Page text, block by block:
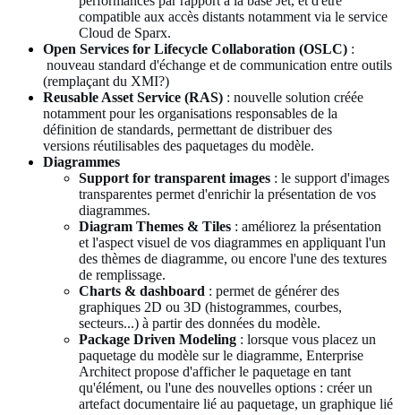
compatible aux accès distants notamment via le service
Cloud de Sparx.
Open Services for Lifecycle Collaboration (OSLC) :
nouveau standard d'échange et de communication entre outils
(remplaçant du XMI?)
Reusable Asset Service (RAS) : nouvelle solution créée
notamment pour les organisations responsables de la
définition de standards, permettant de distribuer des
versions réutilisables des paquetages du modèle.
Diagrammes
Support for transparent images : le support d'images
transparentes permet d'enrichir la présentation de vos
diagrammes.
Diagram Themes & Tiles : améliorez la présentation
et l'aspect visuel de vos diagrammes en appliquant l'un
des thèmes de diagramme, ou encore l'une des textures
de remplissage.
Charts & dashboard : permet de générer des
graphiques 2D ou 3D (histogrammes, courbes,
secteurs...) à partir des données du modèle.
Package Driven Modeling : lorsque vous placez un
paquetage du modèle sur le diagramme, Enterprise
Architect propose d'afficher le paquetage en tant
qu'élément, ou l'une des nouvelles options : créer un
artefact documentaire lié au paquetage, un graphique lié